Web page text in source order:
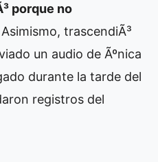
porque no
trascendiÃ³
un audio de Ãºnica
durante la tarde del
registros del